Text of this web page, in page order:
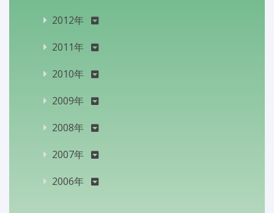
2012年
2011年
2010年
2009年
2008年
2007年
2006年